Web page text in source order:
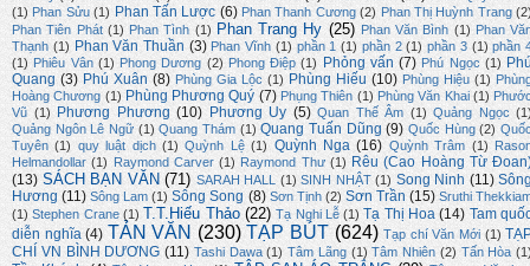
(1) Phan Sửu (1) Phan Tấn Lược (6) Phan Thanh Cương (2) Phan Thị Huỳnh Trang
Phan Tiên Phát (1) Phan Tình (1) Phan Trang Hy (25) Phan Văn Bình (1) Phan
Thạnh (1) Phan Văn Thuần (3) Phan Vĩnh (1) phần 1 (1) phần 2 (1) phần 3 (1) phần
(1) Phiêu Vân (1) Phong Dương (2) Phong Điệp (1) Phỏng vấn (7) Phú Ngọc (1)
Quang (3) Phú Xuân (8) Phùng Gia Lộc (1) Phùng Hiếu (10) Phùng Hiệu (1)
Hoàng Chương (1) Phùng Phương Quý (7) Phụng Thiên (1) Phùng Văn Khai (1)
Vũ (1) Phương Phương (10) Phương Uy (5) Quan Thế Âm (1) Quảng Ngọc
Quảng Ngôn Lê Ngữ (1) Quang Thám (1) Quang Tuấn Dũng (9) Quốc Hùng (2)
Tuyên (1) quy luật dịch (1) Quỳnh Lệ (1) Quỳnh Nga (16) Quỳnh Trâm (1)
Helmandollar (1) Raymond Carver (1) Raymond Thư (1) Rêu (Cao Hoàng Từ
(13) SÁCH BẠN VĂN (71) SARAH HALL (1) SINH NHẬT (1) Song Ninh (11)
Hương (11) Sông Lam (1) Sông Song (8) Sơn Tịnh (2) Sơn Trần (15) Sruthi
(1) Stephen Crane (1) T.T.Hiếu Thảo (22) Tạ Nghi Lễ (1) Tạ Thị Hoa (14) Tam
diễn nghĩa (4) TẢN VĂN (230) TẠP BÚT (624) Tạp chí Văn Mới (1)
CHÍ VN BÌNH DƯƠNG (11) Tashi Dawa (1) Tâm Lãng (1) Tâm Nhiên (2) Tấn Hòa